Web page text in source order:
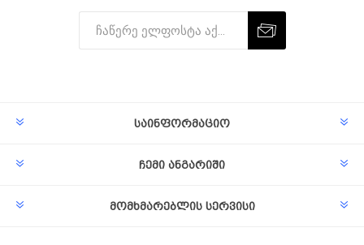
საინფორმაციო
ჩემი ანგარიში
მომხმარებლის სერვისი